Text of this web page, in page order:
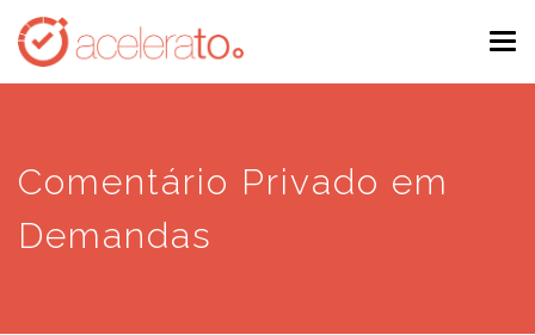
Skip
main
Comentário Privado em
Demandas